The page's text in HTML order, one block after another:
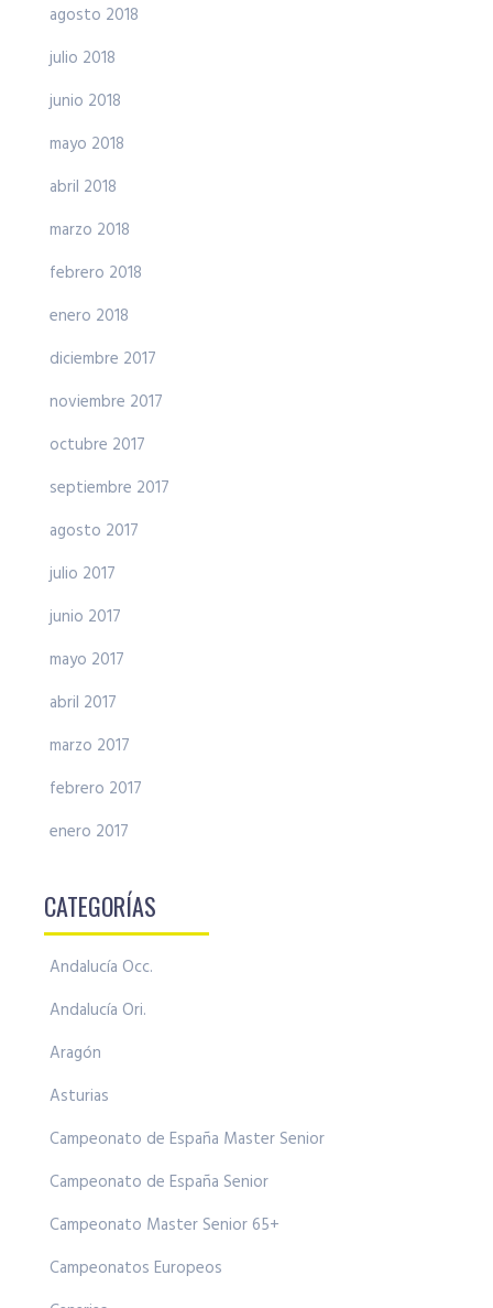
agosto 2018
julio 2018
junio 2018
mayo 2018
abril 2018
marzo 2018
febrero 2018
enero 2018
diciembre 2017
noviembre 2017
octubre 2017
septiembre 2017
agosto 2017
julio 2017
junio 2017
mayo 2017
abril 2017
marzo 2017
febrero 2017
enero 2017
CATEGORÍAS
Andalucía Occ.
Andalucía Ori.
Aragón
Asturias
Campeonato de España Master Senior
Campeonato de España Senior
Campeonato Master Senior 65+
Campeonatos Europeos